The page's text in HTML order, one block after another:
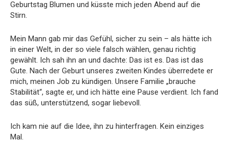
Geburtstag Blumen und küsste mich jeden Abend auf die
Stirn.
Mein Mann gab mir das Gefühl, sicher zu sein – als hätte ich
in einer Welt, in der so viele falsch wählen, genau richtig
gewählt. Ich sah ihn an und dachte: Das ist es. Das ist das
Gute. Nach der Geburt unseres zweiten Kindes überredete er
mich, meinen Job zu kündigen. Unsere Familie „brauche
Stabilität“, sagte er, und ich hätte eine Pause verdient. Ich fand
das süß, unterstützend, sogar liebevoll.
Ich kam nie auf die Idee, ihn zu hinterfragen. Kein einziges
Mal.